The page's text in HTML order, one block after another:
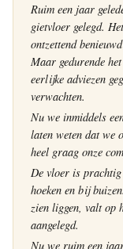
Ruim een jaar
gietvloer gelegd.
ontzettend
Maar gedurende
eerlijke adviezen
verwachten.
Nu we inmiddels
laten weten dat we
heel graag onze
De vloer is
hoeken en bij
zien liggen, valt op
aangelegd.
Nu we ruim een